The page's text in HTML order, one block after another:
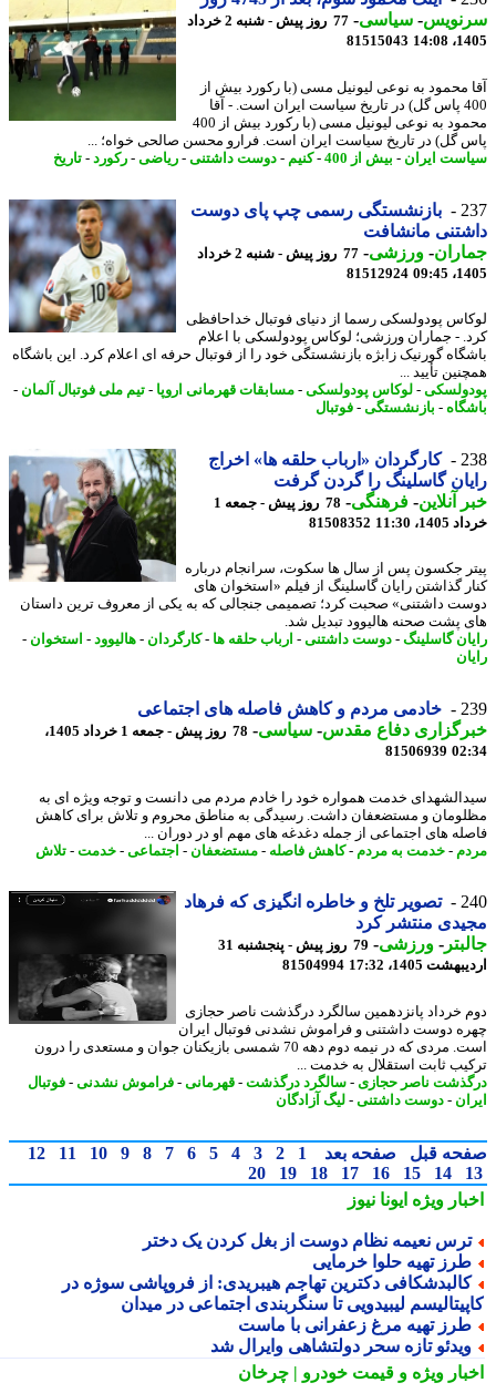
-سیاسی-
77 روز پیش - شنبه 2 خرداد
81515043
محمود به نوعی لیونیل مسی (با رکورد بیش از
400 پاس گل) در تاریخ سیاست ایران است. - آقا
محمود به نوعی لیونیل مسی (با رکورد بیش از 400
گل) در تاریخ سیاست ایران است. فرارو محسن صالحی خواه؛ ...
ایران - بیش از 400 -کنیم-دوست داشتنی-ریاضی-رکورد-تاریخ
بازنشستگی رسمی چپ پای دوست
مانشافت
- ورزشی-
77 روز پیش - شنبه 2 خرداد
81512924
پودولسکی رسما از دنیای فوتبال خداحافظی
- جماران ورزشی؛ لوکاس پودولسکی با اعلام
گورنیک زابژه بازنشستگی خود را از فوتبال حرفه ای اعلام کرد. این باشگاه
تأیید ...
-لوکاس پودولسکی-مسابقات قهرمانی اروپا - تیم ملی فوتبال آلمان-
-بازنشستگی-فوتبال
کارگردان «ارباب حلقه ها» اخراج
گاسلینگ را گردن گرفت
آنلاین-فرهنگی-
78 روز پیش - جمعه 1
11:30
81508352
جکسون پس از سال ها سکوت، سرانجام درباره
گذاشتن رایان گاسلینگ از فیلم «استخوان های
داشتنی» صحبت کرد؛ تصمیمی جنجالی که به یکی از معروف ترین داستان
پشت صحنه هالیوود تبدیل شد.
گاسلینگ-دوست داشتنی-ارباب حلقه ها- کارگردان - هالیوود-استخوان-
خادمی مردم و کاهش فاصله های اجتماعی
دفاع مقدس-سیاسی-
78 روز پیش - جمعه 1 خرداد 1405،
81506939
خدمت همواره خود را خادم مردم می دانست و توجه ویژه ای به
و مستضعفان داشت. رسیدگی به مناطق محروم و تلاش برای کاهش
های اجتماعی از جمله دغدغه های مهم او در دوران ...
- خدمت به مردم- کاهش فاصله-مستضعفان-اجتماعی-خدمت-تلاش
تصویر تلخ و خاطره انگیزی که فرهاد
منتشر کرد
-ورزشی-
79 روز پیش - پنجشنبه 31
1405، 17:32
81504994
خرداد پانزدهمین سالگرد درگذشت ناصر حجازی
دوست داشتنی و فراموش نشدنی فوتبال ایران
است. مردی که در نیمه دوم دهه 70 شمسی بازیکنان جوان و مستعدی را درون
ثابت استقلال به خدمت ...
ناصر حجازی- سالگرد درگذشت-قهرمانی-فراموش نشدنی-فوتبال
- دوست داشتنی-لیگ آزادگان
قبل صفحه بعد 1
2
3
4
5
6
7
8
9
10
11
12
14
15
16
17
18
19
20
ویژهایونا نیوز
نعیمه نظام دوست از بغل کردن یک دختر
تهیه حلوا خرمایی
دکترین تهاجم هیبریدی: از فروپاشی سوژه در
لیبیدویی تا سنگربندی اجتماعی در میدان
تهیه مرغ زعفرانی با ماست
تازه سحر دولتشاهی وایرال شد
ویژهو قیمت خودرو | چرخان